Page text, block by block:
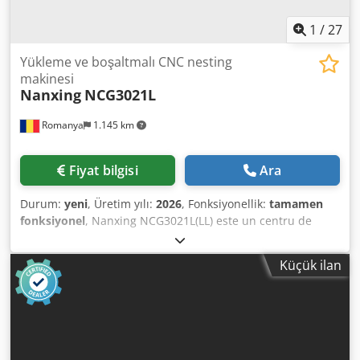
1 /27
Romanya 1.145 km
Yükleme ve boşaltmalı CNC nesting
makinesi
Nanxing NCG3021L
Fiyat bilgisi Ara
Durum: yeni, Üretim yılı: 2026, Fonksiyonellik: tamamen
fonksiyonel, Nanxing NCG3021L(LL) este un centru de
prelucrare CNC de tip nesting, cu performanță ridicată,
proiectat pentru tăiere, găurire, frezare și etichetarea
pieselor în flux de lucru complet automatizat. Acest model
integrează sisteme automate de alimentare, descărcare și
etichetare, combinând automatizarea, inteligența și
Küçük ilan